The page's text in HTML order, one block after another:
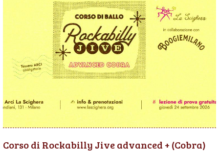
Corso di Rockabilly Jive advanced + (Cobra)